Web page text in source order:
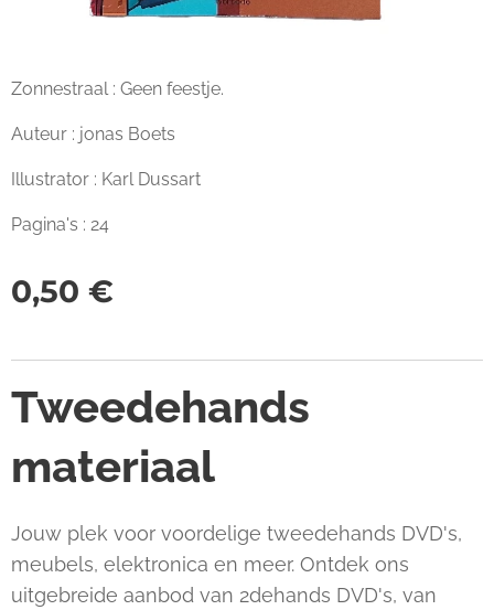
Zonnestraal : Geen feestje.
Auteur : jonas Boets
Illustrator : Karl Dussart
Pagina's : 24
0,50 €
Tweedehands
materiaal
Jouw plek voor voordelige tweedehands DVD's,
meubels, elektronica en meer. Ontdek ons
uitgebreide aanbod van 2dehands DVD's, van